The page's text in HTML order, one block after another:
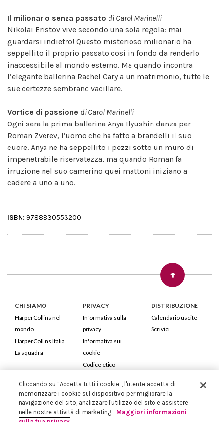
Il milionario senza passato di Carol Marinelli
Nikolai Eristov vive secondo una sola regola: mai
guardarsi indietro! Questo misterioso milionario ha
seppellito il proprio passato così in fondo da renderlo
inaccessibile al mondo esterno. Ma quando incontra
l’elegante ballerina Rachel Cary a un matrimonio, tutte le
sue certezze sembrano vacillare.
Vortice di passione di Carol Marinelli
Ogni sera la prima ballerina Anya Ilyushin danza per
Roman Zverev, l’uomo che ha fatto a brandelli il suo
cuore. Anya ne ha seppellito i pezzi sotto un muro di
impenetrabile riservatezza, ma quando Roman fa
irruzione nel suo camerino quei mattoni iniziano a
cadere a uno a uno.
ISBN: 9788830553200
CHI SIAMO
HarperCollins nel
mondo
HarperCollins Italia
La squadra
PRIVACY
Informativa sulla
privacy
Informativa sui
cookie
Codice etico
DISTRIBUZIONE
Calendario uscite
Scrivici
HarperCollins Italia S.p.A. Viale Monte Nero, 84 - 20135 Milano
Cod. Fiscale e P.IVA 05946780151 - Capitale Sociale 258.250 €
Iscritta in Milano al Registro delle imprese nr.198004 e REA nr.1051898
Cliccando su “Accetta tutti i cookie”, l'utente accetta di
memorizzare i cookie sul dispositivo per migliorare la
navigazione del sito, analizzare l'utilizzo del sito e assistere
nelle nostre attività di marketing. Maggiori informazioni